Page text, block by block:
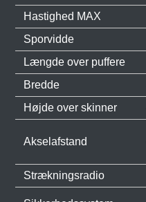
Hastighed MAX
Sporvidde
Længde over puffere
Bredde
Højde over skinner
Akselafstand
Strækningsradio